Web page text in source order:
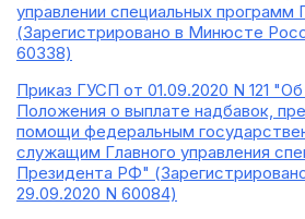
управлении специальных
(Зарегистрировано в Минюсте
60338)
Приказ ГУСП от 01.09.2020 N 121
Положения о выплате надбавок,
помощи федеральным
служащим Главного управления
Президента РФ"
29.09.2020 N 60084)